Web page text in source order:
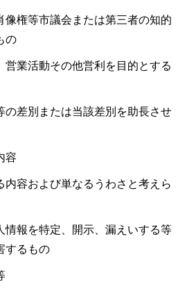
像権等市議会または第三者の知的
の
営業活動その他営利を目的とする
の差別または当該差別を助長させ
容
内容および単なるうわさと考えら
情報を特定、開示、漏えいする等
するもの